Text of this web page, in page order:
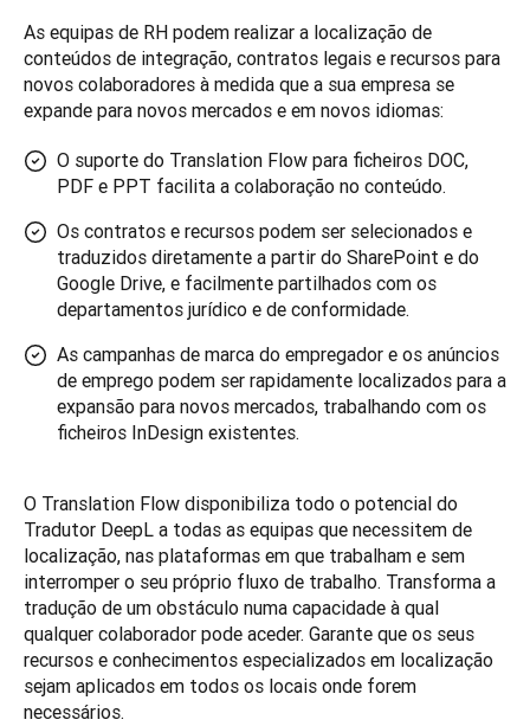
As equipas de RH podem realizar a localização de
conteúdos de integração, contratos legais e recursos para
novos colaboradores à medida que a sua empresa se
expande para novos mercados e em novos idiomas:
O suporte do Translation Flow para ficheiros DOC,
PDF e PPT facilita a colaboração no conteúdo.
Os contratos e recursos podem ser selecionados e
traduzidos diretamente a partir do SharePoint e do
Google Drive, e facilmente partilhados com os
departamentos jurídico e de conformidade.
As campanhas de marca do empregador e os anúncios
de emprego podem ser rapidamente localizados para a
expansão para novos mercados, trabalhando com os
ficheiros InDesign existentes.
O Translation Flow disponibiliza todo o potencial do
Tradutor DeepL a todas as equipas que necessitem de
localização, nas plataformas em que trabalham e sem
interromper o seu próprio fluxo de trabalho. Transforma a
tradução de um obstáculo numa capacidade à qual
qualquer colaborador pode aceder. Garante que os seus
recursos e conhecimentos especializados em localização
sejam aplicados em todos os locais onde forem
necessários.